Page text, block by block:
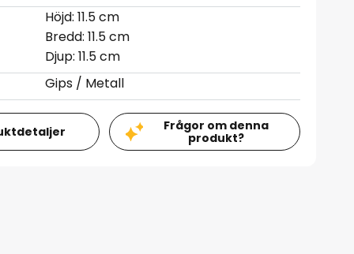
Höjd: 11.5 cm
Bredd: 11.5 cm
Djup: 11.5 cm
Gips / Metall
Frågor om denna
produkt?